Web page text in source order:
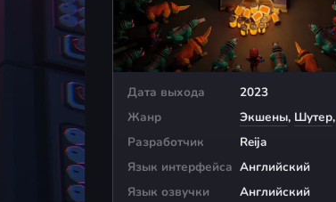
Дата выхода
2023
Жанр
Экшены, Шутер,
Разработчик
Reija
Язык интерфейса Английский
Язык озвучки
Английский